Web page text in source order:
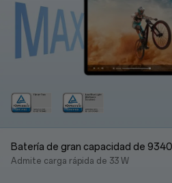
Batería de gran capacidad de
Admite carga rápida de 33 W